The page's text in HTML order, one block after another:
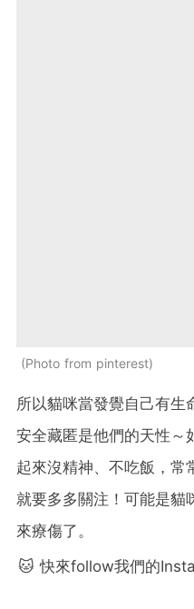
Photo from pinterest
所以貓咪當發覺自己有生
安全藏匿是他們的天性～
起來沒精神、不吃飯，常
就要多多關注！可能是貓
來療傷了。
🐱 快來follow我們的